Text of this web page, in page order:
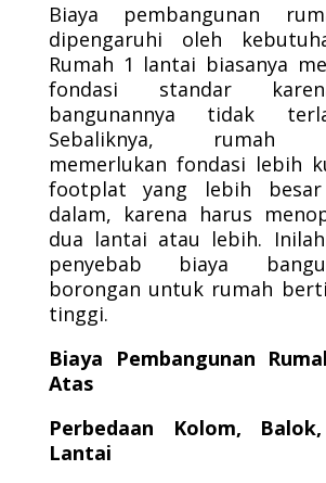
Biaya pembangunan
dipengaruhi oleh
Rumah 1 lantai biasanya
fondasi standar
bangunannya tidak
Sebaliknya, rumah
memerlukan fondasi lebih
footplat yang lebih
dalam, karena harus
dua lantai atau lebih.
penyebab biaya
borongan untuk rumah
tinggi.
Biaya Pembangunan
Atas
Perbedaan Kolom,
Lantai